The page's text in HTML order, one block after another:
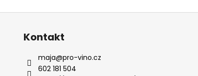
Kontakt
maja@pro-vino.cz
602 181 504